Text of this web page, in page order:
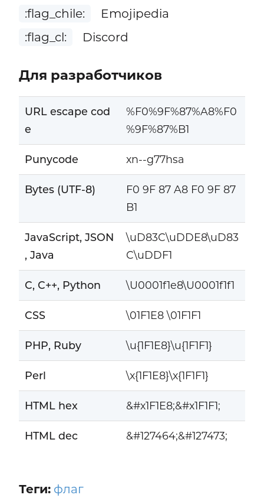
:flag_chile:
Emojipedia
:flag_cl:
Discord
Для разработчиков
URL escape cod
e
%F0%9F%87%A8%F0
%9F%87%B1
Punycode xn--g77hsa
Bytes (UTF-8)
F0 9F 87 A8 F0 9F 87
B1
JavaScript, JSON
, Java
\uD83C\uDDE8\uD83
C\uDDF1
C, C++, Python \U0001f1e8\U0001f1f1
CSS \01F1E8 \01F1F1
PHP, Ruby \u{1F1E8}\u{1F1F1}
Perl \x{1F1E8}\x{1F1F1}
HTML hex &#x1F1E8;&#x1F1F1;
HTML dec &#127464;&#127473;
Теги: флаг